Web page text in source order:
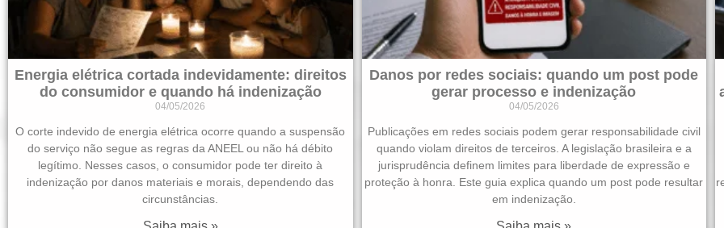
Energia elétrica cortada indevidamente: direitos
do consumidor e quando há indenização
04/05/2026
O corte indevido de energia elétrica ocorre quando a suspensão
do serviço não segue as regras da ANEEL ou não há débito
legítimo. Nesses casos, o consumidor pode ter direito à
indenização por danos materiais e morais, dependendo das
circunstâncias.
Danos por redes sociais: quando um post pode
gerar processo e indenização
04/05/2026
Publicações em redes sociais podem gerar responsabilidade civil
quando violam direitos de terceiros. A legislação brasileira e a
jurisprudência definem limites para liberdade de expressão e
proteção à honra. Este guia explica quando um post pode resultar
em indenização.